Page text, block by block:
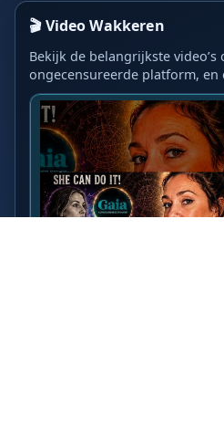
🎬 Video Wakkeren
Bekijk de belangrijkste video’s
ongecensureerde platform, en